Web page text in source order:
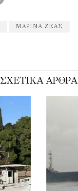
ΜΑΡΊΝΑ ΖΈΑΣ
ΣΧΕΤΙΚΑ ΑΡΘΡΑ